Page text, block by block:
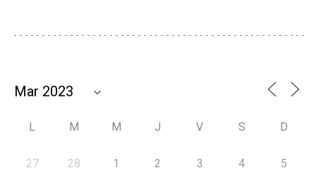
L M M J V S D
27 28 1 2 3 4 5